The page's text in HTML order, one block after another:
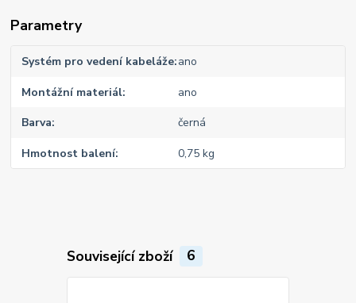
Parametry
Systém pro vedení kabeláže ano
Montážní materiál ano
Barva černá
Hmotnost balení 0,75 kg
Související zboží 6